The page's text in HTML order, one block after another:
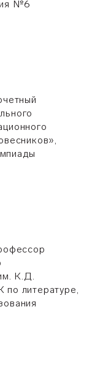
№6
К.Д.
литературе,